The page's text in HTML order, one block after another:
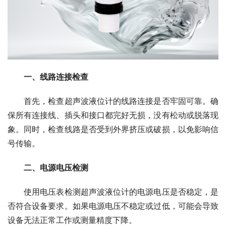
一、线路连接检查
首先，检查超声波液位计的线路连接是否牢固可靠。确
保所有连接线、插头和接口都完好无损，没有松动或脱落现
象。同时，检查线路是否受到外界挤压或破损，以免影响信
号传输。
二、电源电压检测
使用电压表检测超声波液位计的电源电压是否稳定，是
否符合设备要求。如果电源电压不稳定或过低，可能会导致
设备无法正常工作或测量精度下降。